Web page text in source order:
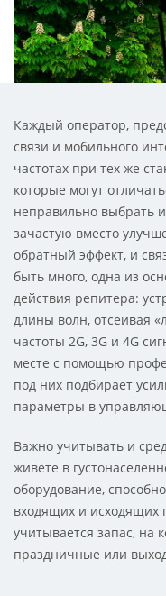
Каждый оператор,
связи и мобильного
частотах при тех же
которые могут
неправильно выбрать
зачастую вместо
обратный эффект, и
быть много, одна из
действия репитера:
длины волн, отсеивая
частоты 2G, 3G и 4G
месте с помощью
под них подбирает
параметры в
Важно учитывать и
живете в
оборудование,
входящих и исходящих
учитывается запас, на
праздничные или